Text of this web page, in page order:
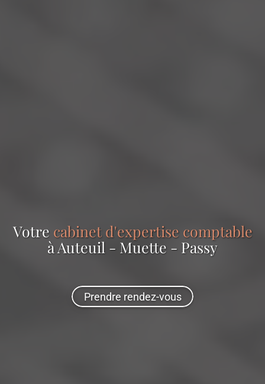
Votre cabinet d'expertise comptable
à Auteuil - Muette - Passy
Prendre rendez-vous